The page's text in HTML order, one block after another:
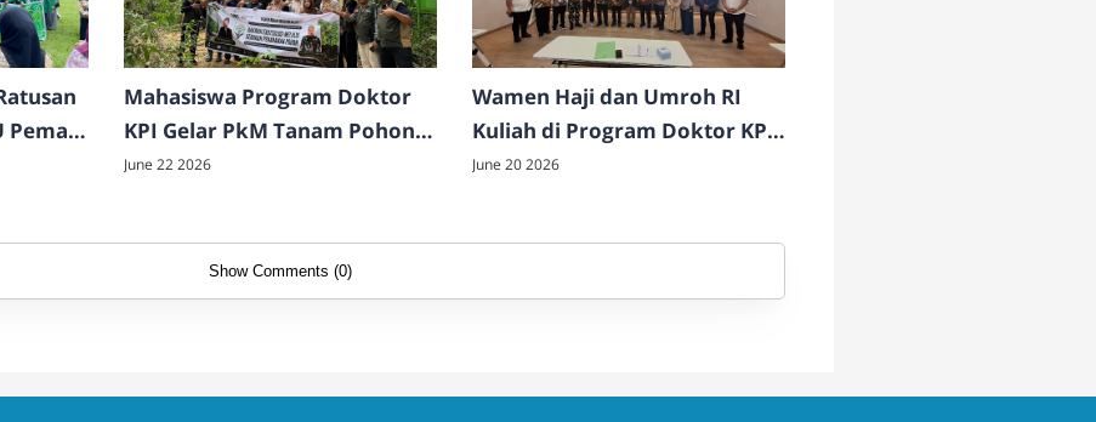
Pema
Mahasiswa Program Doktor
KPI Gelar PkM Tanam Pohon
di TNGL
June 22 2026
Wamen Haji dan Umroh RI
Kuliah di Program Doktor KPI
FDK UINSU
June 20 2026
Show Comments (0)